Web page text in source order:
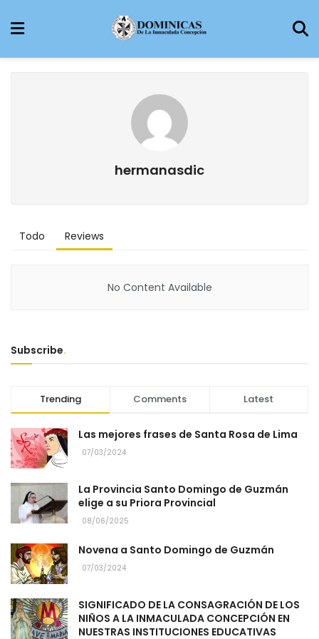
hermanasdic
Todo Reviews
No Content Available
Subscribe.
Trending Comments Latest
Las mejores frases de Santa Rosa de Lima
07/03/2024
La Provincia Santo Domingo de Guzmán
elige a su Priora Provincial
08/06/2025
Novena a Santo Domingo de Guzmán
07/03/2024
SIGNIFICADO DE LA CONSAGRACIÓN DE LOS
NIÑOS A LA INMACULADA CONCEPCIÓN EN
NUESTRAS INSTITUCIONES EDUCATIVAS